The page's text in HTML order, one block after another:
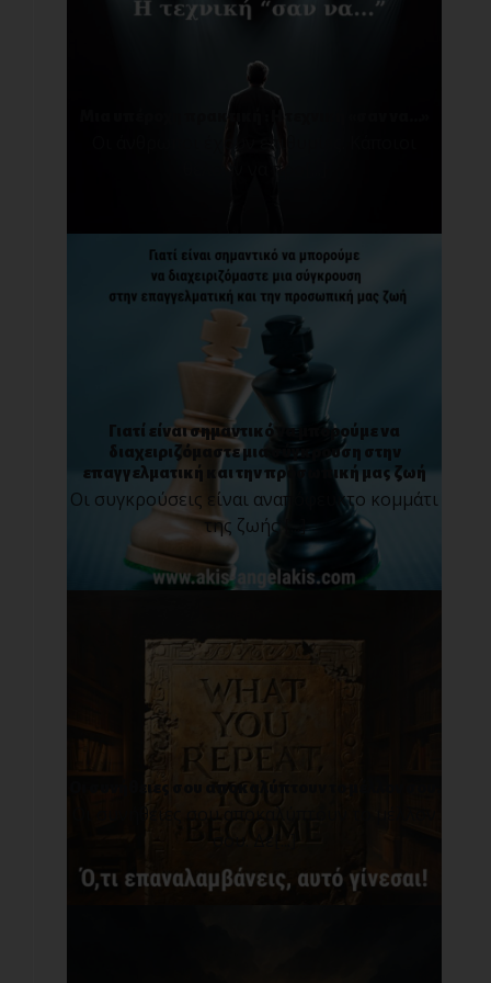
Οι άνθρωποι έχουν επιθυμίες. Κάποιοι
θέλουν να προ[...]
Γιατί είναι σημαντικό να μπορούμε να
διαχειριζόμαστε μια σύγκρουση στην
επαγγελματική και την προσωπική μας ζωή
Οι συγκρούσεις είναι αναπόφευκτο κομμάτι
της ζωής [...]
Οι συνήθειες σου αποκαλύπτουν το μέλλον σου.
Οι συνήθειες σου αποκαλύπτουν το μέλλον